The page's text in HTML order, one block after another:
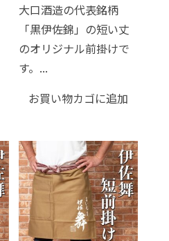
大口酒造の代表銘柄
「黒伊佐錦」の短い丈
のオリジナル前掛けで
す。...
お買い物カゴに追加